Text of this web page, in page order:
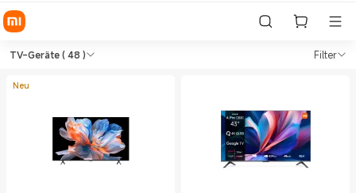
Shop Fernseher &
TV-Geräte( 48 ) Filter
Shop Fernseher & Haushaltsgeräte
Neu